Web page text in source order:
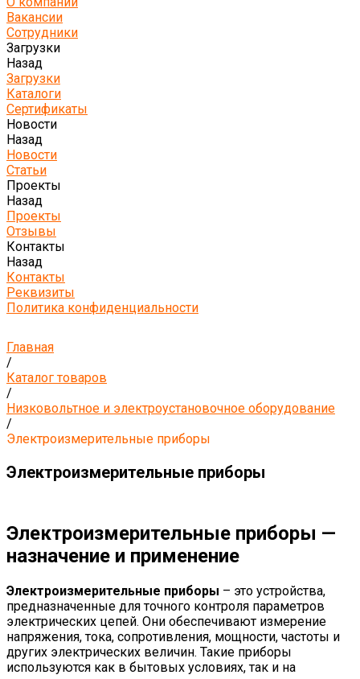
Вакансии
Сотрудники
Загрузки
Назад
Загрузки
Каталоги
Сертификаты
Новости
Назад
Новости
Статьи
Проекты
Назад
Проекты
Отзывы
Контакты
Назад
Контакты
Реквизиты
Политика конфиденциальности
Главная
/
Каталог товаров
/
Низковольтное и электроустановочное оборудование
/
Электроизмерительные приборы
Электроизмерительные приборы
Электроизмерительные приборы —
назначение и применение
Электроизмерительные приборы – это устройства,
предназначенные для точного контроля параметров
электрических цепей. Они обеспечивают измерение
напряжения, тока, сопротивления, мощности, частоты и
других электрических величин. Такие приборы
используются как в бытовых условиях, так и на